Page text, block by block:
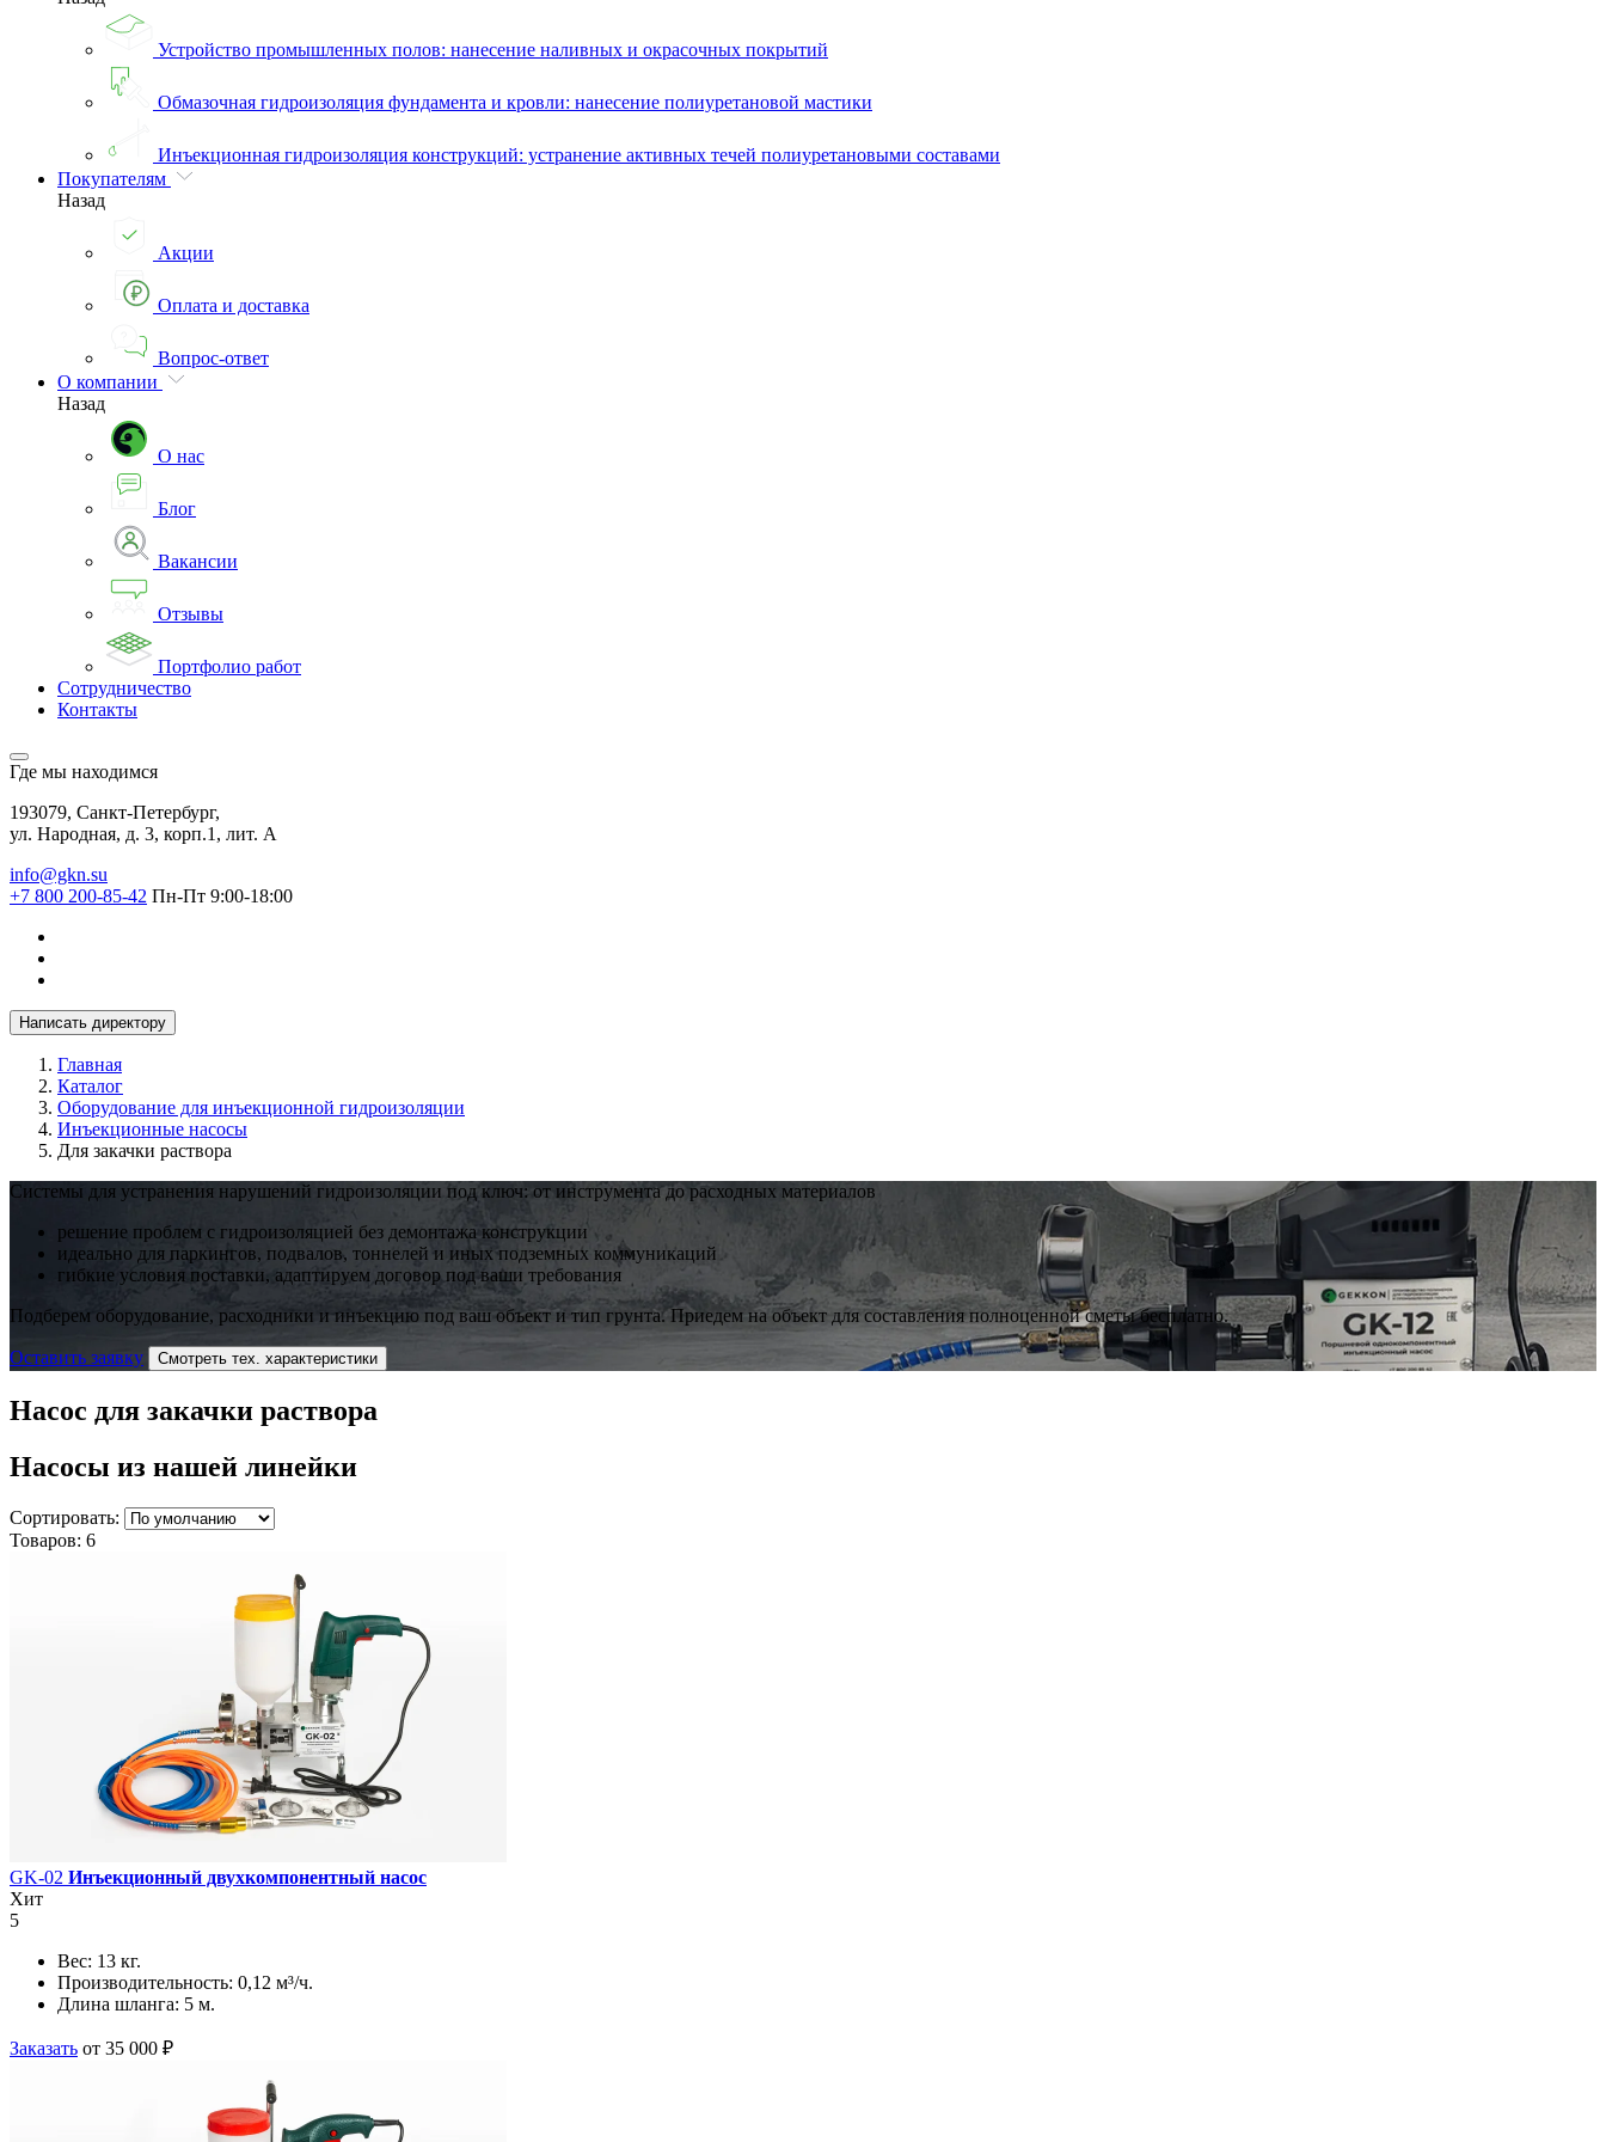
Устройство промышленных полов: нанесение наливных и окрасочных покрытий
Обмазочная гидроизоляция фундамента и кровли: нанесение полиуретановой мастики
Инъекционная гидроизоляция конструкций: устранение активных течей полиуретановыми составами
Покупателям
Назад
Акции
Оплата и доставка
Вопрос-ответ
О компании
Назад
О нас
Блог
Вакансии
Отзывы
Портфолио работ
Сотрудничество
Контакты
Где мы находимся
193079, Санкт-Петербург,
ул. Народная, д. 3, корп.1, лит. А
info@gkn.su
+7 800 200-85-42 Пн-Пт 9:00-18:00
Написать директору
Главная
Каталог
Оборудование для инъекционной гидроизоляции
Инъекционные насосы
Для закачки раствора
Системы для устранения нарушений гидроизоляции под ключ: от инструмента до расходных материалов
решение проблем с гидроизоляцией без демонтажа конструкции
идеально для паркингов, подвалов, тоннелей и иных подземных коммуникаций
гибкие условия поставки, адаптируем договор под ваши требования
Подберем оборудование, расходники и инъекцию под ваш объект и тип грунта. Приедем на объект для составления полноценной сметы бесплатно.
Оставить заявку Смотреть тех. характеристики
Насос для закачки раствора
Насосы из нашей линейки
Сортировать:
Товаров: 6
GK-02 Инъекционный двухкомпонентный насос
Хит
5
Вес: 13 кг.
Производительность: 0,12 м³/ч.
Длина шланга: 5 м.
Заказать от 35 000 ₽